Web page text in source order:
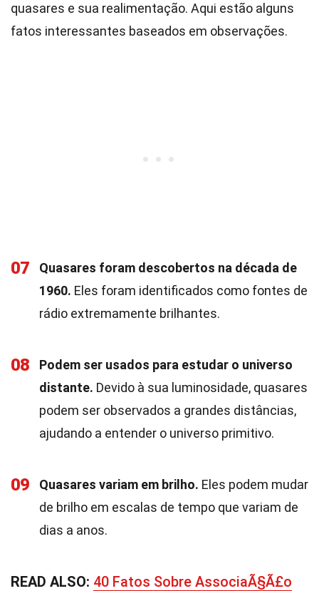
quasares e sua realimentação. Aqui estão alguns
fatos interessantes baseados em observações.
07
Quasares foram descobertos na década de
1960. Eles foram identificados como fontes de
rádio extremamente brilhantes.
08
Podem ser usados para estudar o universo
distante. Devido à sua luminosidade, quasares
podem ser observados a grandes distâncias,
ajudando a entender o universo primitivo.
09 Quasares variam em brilho. Eles podem mudar
de brilho em escalas de tempo que variam de
dias a anos.
READ ALSO: 40 Fatos Sobre AssociaÃ§Ã£o